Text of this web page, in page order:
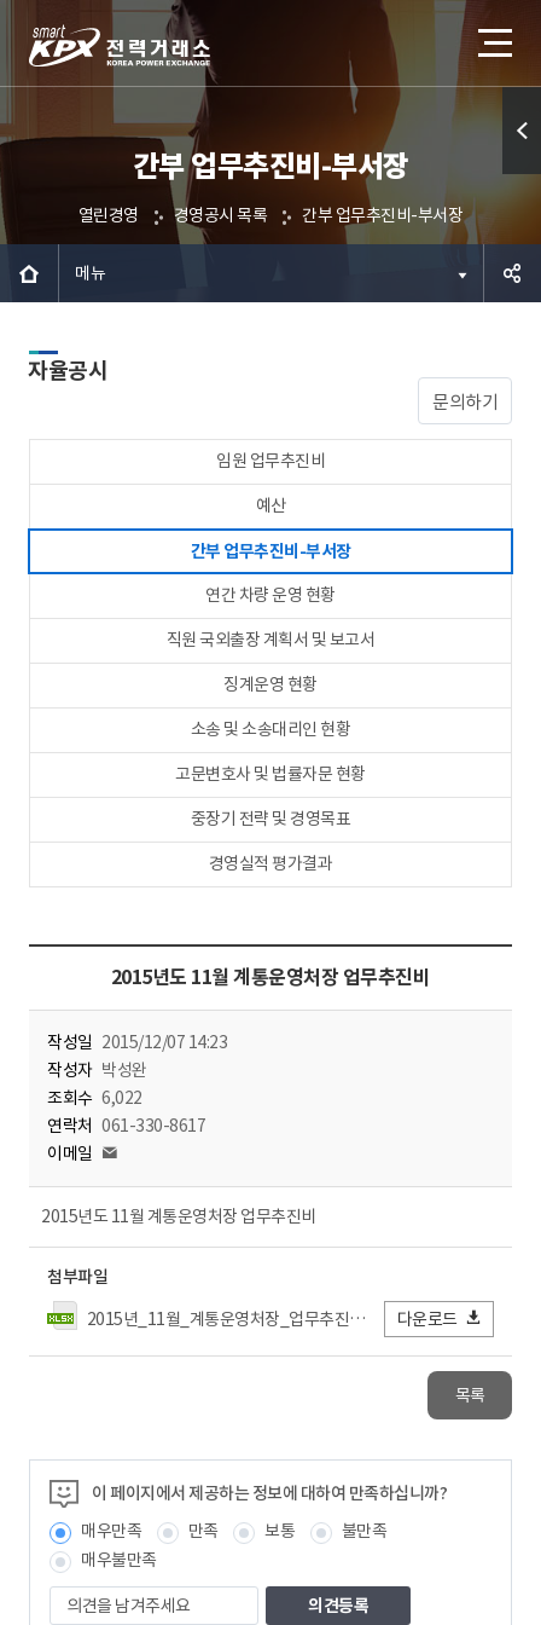
간부 업무추진비-부서장
열린경영 경영공시 목록 간부 업무추진비-부서장
메뉴
기
문의하기
자율공시
임원 업무추진비
예산
간부 업무추진비-부서장
연간 차량 운영 현황
직원 국외출장 계획서 및 보고서
징계운영 현황
소송 및 소송대리인 현황
고문변호사 및 법률자문 현황
중장기 전략 및 경영목표
경영실적 평가결과
2015년도 11월 계통운영처장 업무추진비
작성일 2015/12/07 14:23
작성자 박성완
조회수 6,022
연락처 061-330-8617
이메일
2015년도 11월 계통운영처장 업무추진비
첨부파일
2015년_11월_계통운영처장_업무추진비.xlsx
다운로드
목록
이 페이지에서 제공하는 정보에 대하여 만족하십니까?
매우만족
만족 보통
불만족
매우불만족
의
견